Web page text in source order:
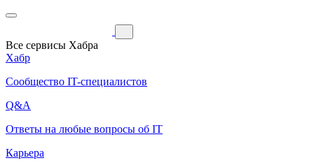
Все сервисы Хабра
Хабр
Сообщество IT-специалистов
Q&A
Ответы на любые вопросы об IT
Карьера